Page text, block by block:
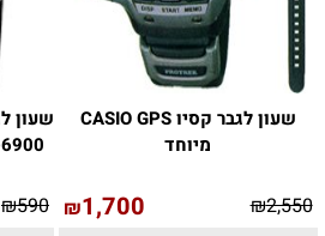
שעון לגבר קסיו CASIO GPS
מיוחד
₪2,550
₪1,700
₪590